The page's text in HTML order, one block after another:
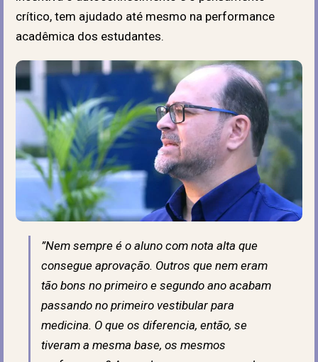
crítico, tem ajudado até mesmo na performance
acadêmica dos estudantes.
”Nem sempre é o aluno com nota alta que
consegue aprovação. Outros que nem eram
tão bons no primeiro e segundo ano acabam
passando no primeiro vestibular para
medicina. O que os diferencia, então, se
tiveram a mesma base, os mesmos